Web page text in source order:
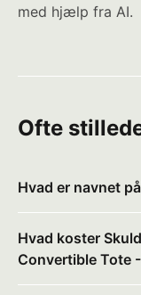
med hjælp fra AI.
Ofte
Hvad er navnet
Hvad koster
Convertible Tote